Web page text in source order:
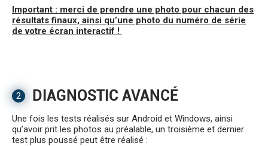
Important : merci de prendre une photo pour chacun des
résultats finaux, ainsi qu’une photo du numéro de série
de votre écran interactif !
2 DIAGNOSTIC AVANCÉ
Une fois les tests réalisés sur Android et Windows, ainsi
qu’avoir prit les photos au préalable, un troisième et dernier
test plus poussé peut être réalisé :